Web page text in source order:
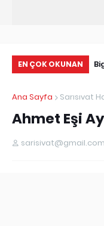
EN ÇOK OKUNAN
Ana Sayfa Sarısıvat
Ahmet Eşi
sarisivat@gmail.com